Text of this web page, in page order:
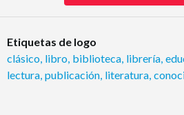
Etiquetas de logo
clásico libro biblioteca librería
lectura publicación literatura